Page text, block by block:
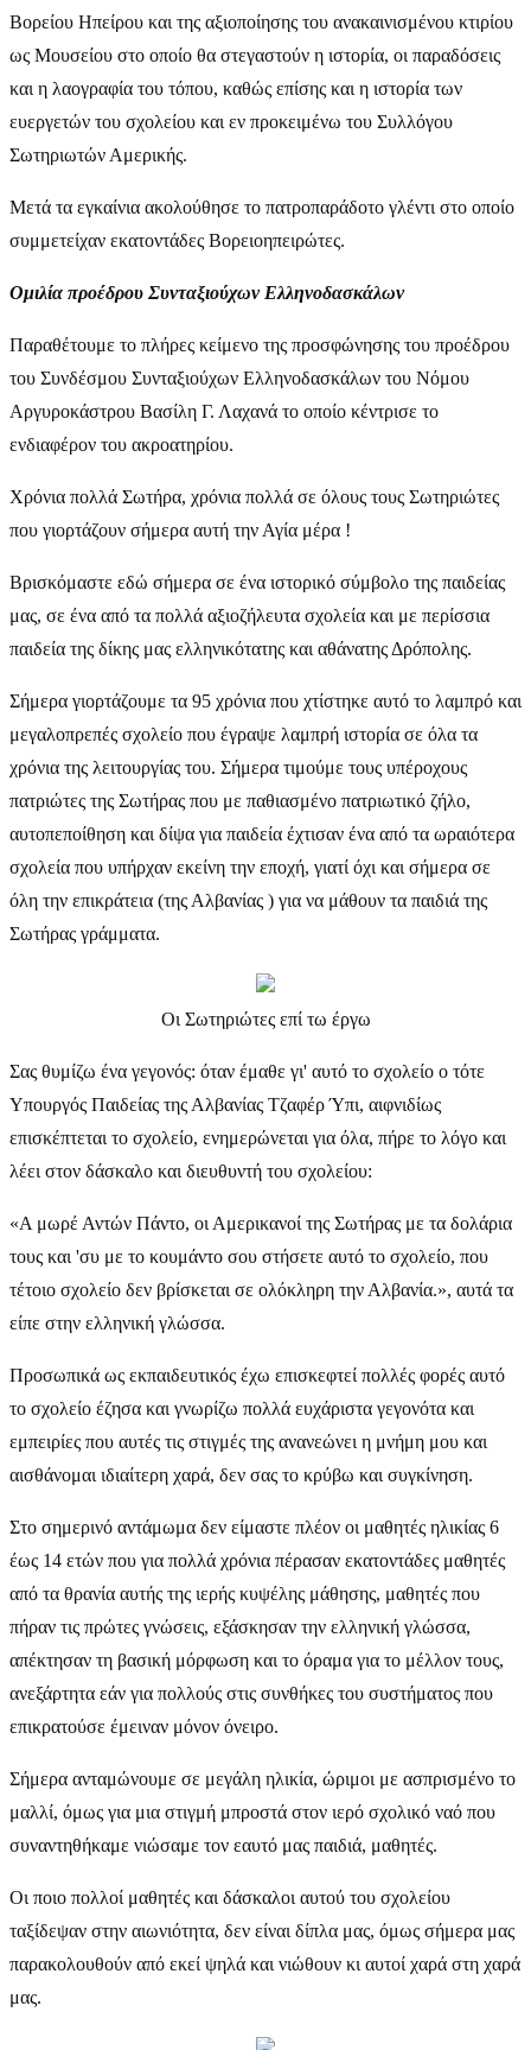
Βορείου Ηπείρου και της αξιοποίησης του ανακαινισμένου κτιρίου
ως Μουσείου στο οποίο θα στεγαστούν η ιστορία, οι παραδόσεις
και η λαογραφία του τόπου, καθώς επίσης και η ιστορία των
ευεργετών του σχολείου και εν προκειμένω του Συλλόγου
Σωτηριωτών Αμερικής.
Μετά τα εγκαίνια ακολούθησε το πατροπαράδοτο γλέντι στο οποίο
συμμετείχαν εκατοντάδες Βορειοηπειρώτες.
Ομιλία προέδρου Συνταξιούχων Ελληνοδασκάλων
Παραθέτουμε το πλήρες κείμενο της προσφώνησης του προέδρου
του Συνδέσμου Συνταξιούχων Ελληνοδασκάλων του Νόμου
Αργυροκάστρου Βασίλη Γ. Λαχανά το οποίο κέντρισε το
ενδιαφέρον του ακροατηρίου.
Χρόνια πολλά Σωτήρα, χρόνια πολλά σε όλους τους Σωτηριώτες
που γιορτάζουν σήμερα αυτή την Αγία μέρα !
Βρισκόμαστε εδώ σήμερα σε ένα ιστορικό σύμβολο της παιδείας
μας, σε ένα από τα πολλά αξιοζήλευτα σχολεία και με περίσσια
παιδεία της δίκης μας ελληνικότατης και αθάνατης Δρόπολης.
Σήμερα γιορτάζουμε τα 95 χρόνια που χτίστηκε αυτό το λαμπρό και
μεγαλοπρεπές σχολείο που έγραψε λαμπρή ιστορία σε όλα τα
χρόνια της λειτουργίας του. Σήμερα τιμούμε τους υπέροχους
πατριώτες της Σωτήρας που με παθιασμένο πατριωτικό ζήλο,
αυτοπεποίθηση και δίψα για παιδεία έχτισαν ένα από τα ωραιότερα
σχολεία που υπήρχαν εκείνη την εποχή, γιατί όχι και σήμερα σε
όλη την επικράτεια (της Αλβανίας ) για να μάθουν τα παιδιά της
Σωτήρας γράμματα.
Οι Σωτηριώτες επί τω έργω
Σας θυμίζω ένα γεγονός: όταν έμαθε γι' αυτό το σχολείο ο τότε
Υπουργός Παιδείας της Αλβανίας Τζαφέρ Ύπι, αιφνιδίως
επισκέπτεται το σχολείο, ενημερώνεται για όλα, πήρε το λόγο και
λέει στον δάσκαλο και διευθυντή του σχολείου:
«Α μωρέ Αντών Πάντο, οι Αμερικανοί της Σωτήρας με τα δολάρια
τους και 'συ με το κουμάντο σου στήσετε αυτό το σχολείο, που
τέτοιο σχολείο δεν βρίσκεται σε ολόκληρη την Αλβανία.», αυτά τα
είπε στην ελληνική γλώσσα.
Προσωπικά ως εκπαιδευτικός έχω επισκεφτεί πολλές φορές αυτό
το σχολείο έζησα και γνωρίζω πολλά ευχάριστα γεγονότα και
εμπειρίες που αυτές τις στιγμές της ανανεώνει η μνήμη μου και
αισθάνομαι ιδιαίτερη χαρά, δεν σας το κρύβω και συγκίνηση.
Στο σημερινό αντάμωμα δεν είμαστε πλέον οι μαθητές ηλικίας 6
έως 14 ετών που για πολλά χρόνια πέρασαν εκατοντάδες μαθητές
από τα θρανία αυτής της ιερής κυψέλης μάθησης, μαθητές που
πήραν τις πρώτες γνώσεις, εξάσκησαν την ελληνική γλώσσα,
απέκτησαν τη βασική μόρφωση και το όραμα για το μέλλον τους,
ανεξάρτητα εάν για πολλούς στις συνθήκες του συστήματος που
επικρατούσε έμειναν μόνον όνειρο.
Σήμερα ανταμώνουμε σε μεγάλη ηλικία, ώριμοι με ασπρισμένο το
μαλλί, όμως για μια στιγμή μπροστά στον ιερό σχολικό ναό που
συναντηθήκαμε νιώσαμε τον εαυτό μας παιδιά, μαθητές.
Οι ποιο πολλοί μαθητές και δάσκαλοι αυτού του σχολείου
ταξίδεψαν στην αιωνιότητα, δεν είναι δίπλα μας, όμως σήμερα μας
παρακολουθούν από εκεί ψηλά και νιώθουν κι αυτοί χαρά στη χαρά
μας.